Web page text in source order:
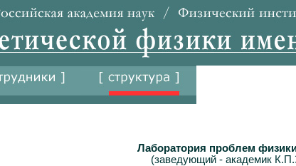
Лаборатория проблем
(заведующий - академик